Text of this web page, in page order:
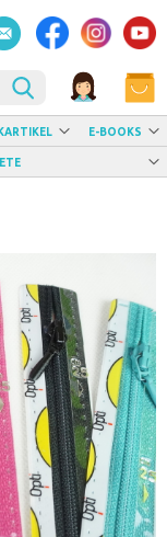
Suche
E-BOOKS